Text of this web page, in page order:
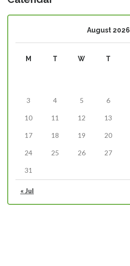
August 2026
M T W T
« Jul
3 4 5 6
10 11 12 13
17 18 19 20
24 25 26 27
31